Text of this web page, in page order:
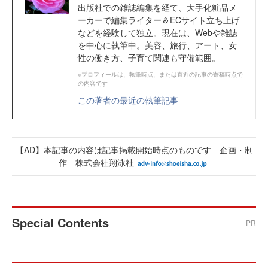
出版社での雑誌編集を経て、大手化粧品メ
ーカーで編集ライター＆ECサイト立ち上げ
などを経験して独立。現在は、Webや雑誌
を中心に執筆中。美容、旅行、アート、女
性の働き方、子育て関連も守備範囲。
※プロフィールは、執筆時点、または直近の記事の寄稿時点で
の内容です
この著者の最近の執筆記事
【AD】本記事の内容は記事掲載開始時点のものです 企画・制
作 株式会社翔泳社
Special Contents PR